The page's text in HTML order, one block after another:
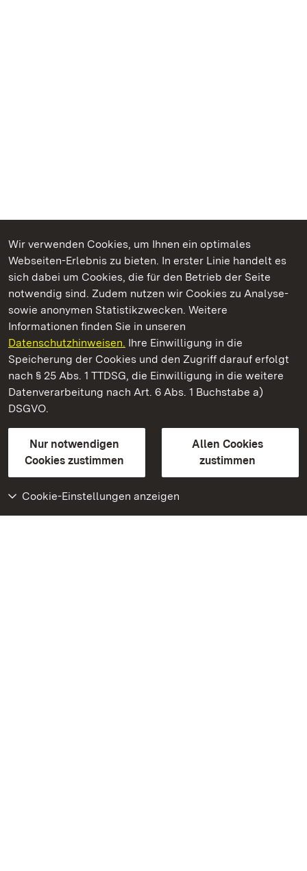
Wir verwenden Cookies, um Ihnen ein optimales
Webseiten-Erlebnis zu bieten. In erster Linie handelt es
sich dabei um Cookies, die für den Betrieb der Seite
notwendig sind. Zudem nutzen wir Cookies zu Analyse-
sowie anonymen Statistikzwecken. Weitere
Informationen finden Sie in unseren
Datenschutzhinweisen. Ihre Einwilligung in die
Speicherung der Cookies und den Zugriff darauf erfolgt
nach § 25 Abs. 1 TTDSG, die Einwilligung in die weitere
Datenverarbeitung nach Art. 6 Abs. 1 Buchstabe a)
DSGVO.
Nur notwendigen
Cookies zustimmen
Allen Cookies
zustimmen
Cookie-Einstellungen anzeigen
Kommen. Staunen. Genießen.
Schloss Favorite Rastatt
Staatliche Schlösser und Gärten Baden-Württemberg
Kontakt
GebärdenspracheLeichte Sprache
Erklärung zur Barrierefreiheit
BITV-konform (geprüfte Seiten)
Weiteres